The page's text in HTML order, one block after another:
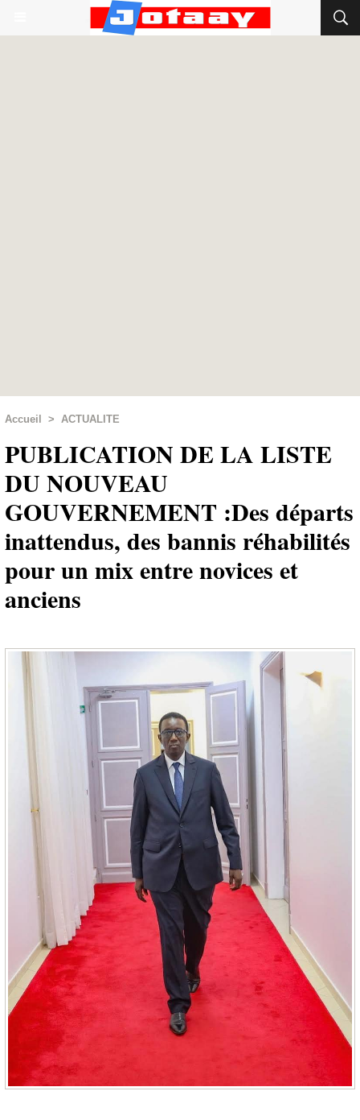
Accueil > ACTUALITE
PUBLICATION DE LA LISTE
DU NOUVEAU
GOUVERNEMENT :Des départs
inattendus, des bannis réhabilités
pour un mix entre novices et
anciens